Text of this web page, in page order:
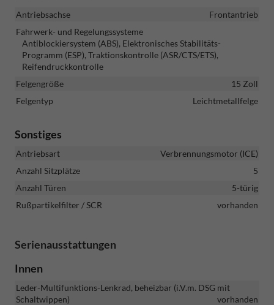
Antriebsachse
Frontantrieb
Fahrwerk- und Regelungssysteme
Antiblockiersystem (ABS), Elektronisches Stabilitäts-
Programm (ESP), Traktionskontrolle (ASR/CTS/ETS),
Reifendruckkontrolle
Felgengröße
15 Zoll
Felgentyp
Leichtmetallfelge
Sonstiges
Antriebsart
Verbrennungsmotor (ICE)
Anzahl Sitzplätze
5
Anzahl Türen
5-türig
Rußpartikelfilter / SCR
vorhanden
Serienausstattungen
Innen
Leder-Multifunktions-Lenkrad, beheizbar (i.V.m. DSG mit
Schaltwippen)
vorhanden